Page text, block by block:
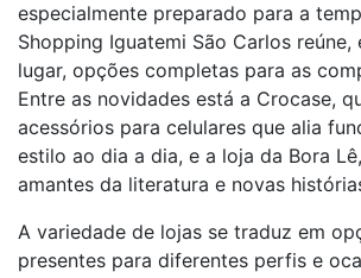
especialmente preparado para a
Shopping Iguatemi São Carlos reúne,
lugar, opções completas para as
Entre as novidades está a Crocase,
acessórios para celulares que alia
estilo ao dia a dia, e a loja da Bora
amantes da literatura e novas
A variedade de lojas se traduz em
presentes para diferentes perfis e